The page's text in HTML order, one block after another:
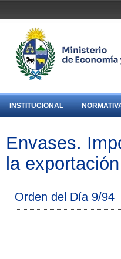
INSTITUCIONAL
Envases.
la
Orden del Día 9/94